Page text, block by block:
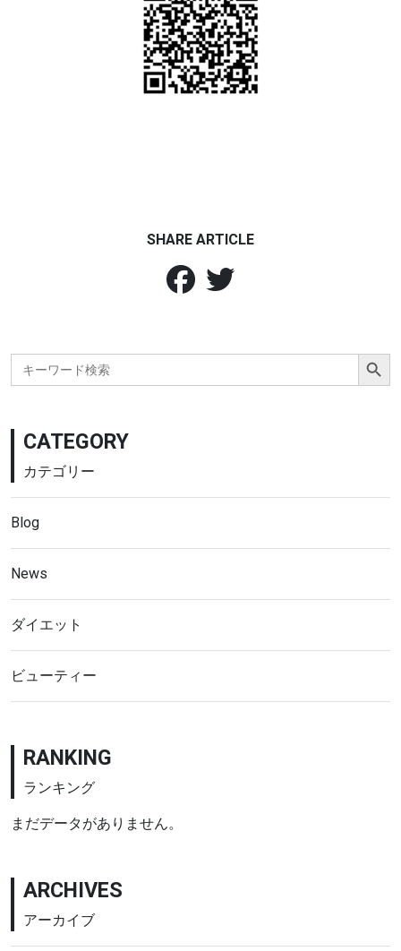
SHARE ARTICLE
Search
for:
Search Button
CATEGORY
カテゴリー
Blog
News
ダイエット
ビューティー
RANKING
ランキング
まだデータがありません。
ARCHIVES
アーカイブ